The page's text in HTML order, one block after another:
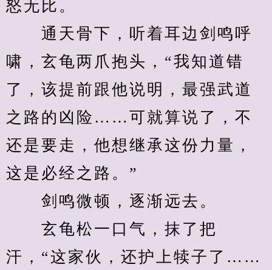
怒无比。
通天骨下，听着耳边剑鸣呼
啸，玄龟两爪抱头，“我知道错
了，该提前跟他说明，最强武道
之路的凶险……可就算说了，不
还是要走，他想继承这份力量，
这是必经之路。”
剑鸣微顿，逐渐远去。
玄龟松一口气，抹了把
汗，“这家伙，还护上犊子了……